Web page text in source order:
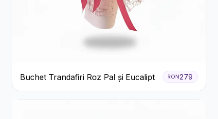
Buchet Trandafiri Roz Pal și Eucalipt RON 279